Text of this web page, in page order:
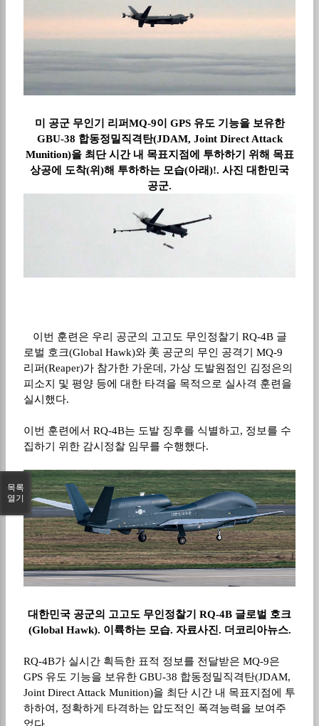
미 공군 무인기 리퍼MQ-9이 GPS 유도 기능을 보유한
GBU-38 합동정밀직격탄(JDAM, Joint Direct Attack
Munition)을 최단 시간 내 목표지점에 투하하기 위해 목표
상공에 도착(위)해 투하하는 모습(아래)!. 사진 대한민국
공군.
이번 훈련은 우리 공군의 고고도 무인정찰기 RQ-4B 글
로벌 호크(Global Hawk)와 美 공군의 무인 공격기
MQ-9
리퍼(Reaper)가 참가한 가운데 , 가상 도발원점인 김정은의
피소지 및 평양 등에 대한 타격을 목적으로 실사격 훈련을
실시했다.
이번 훈련에서 RQ-4B는 도발 징후를 식별하고, 정보를 수
집하기 위한 감시정찰 임무를 수행했다.
대한민국 공군의 고고도 무인정찰기 RQ-4B 글로벌 호크
(Global Hawk). 이륙하는 모습. 자료사진. 더코리아뉴스.
RQ-4B가 실시간 흭득한 표적 정보를 전달받은 MQ-9은
GPS 유도 기능을 보유한GBU-38 합동정밀직격탄(JDAM,
Joint Direct Attack Munition)을 최단 시간 내 목표지점에 투
하하여 , 정확하게 타격하는 압도적인 폭격능력을 보여주
목록
열기